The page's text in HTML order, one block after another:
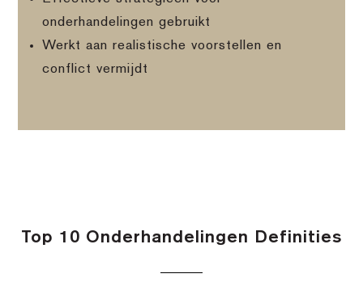
onderhandelingen gebruikt
Werkt aan realistische voorstellen en
conflict vermijdt
Top 10 Onderhandelingen Definities